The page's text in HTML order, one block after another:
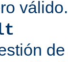
válido.